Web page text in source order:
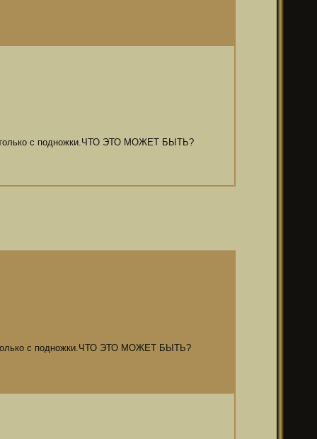
только с подножки.ЧТО ЭТО МОЖЕТ БЫТЬ?
только с подножки.ЧТО ЭТО МОЖЕТ БЫТЬ?